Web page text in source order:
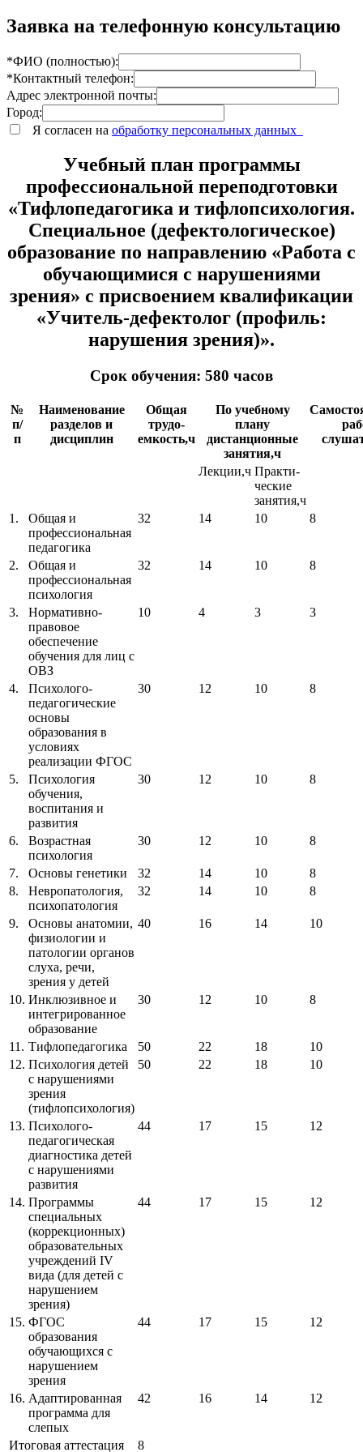
Заявка на телефонную консультацию
*ФИО (полностью):
*Контактный телефон:
Адрес электронной почты:
Город:
Я согласен на обработку персональных данных
Учебный план программы
профессиональной переподготовки
«Тифлопедагогика и тифлопсихология.
Специальное (дефектологическое)
образование по направлению «Работа с
обучающимися с нарушениями
зрения» с присвоением квалификации
«Учитель-дефектолог (профиль:
нарушения зрения)».
Срок обучения: 580 часов
№
п/
п
Наименование
разделов и
дисциплин
Общая
трудо-
емкость,ч
По учебному
плану
дистанционные
занятия,ч
Лекции,ч Практи-
ческие
занятия,ч
1.
Общая и
профессиональная
педагогика
32 14 10 8
2.
Общая и
профессиональная
психология
32 14 10 8
3.
Нормативно-
правовое
обеспечение
обучения для лиц с
ОВЗ
10 4 3 3
4.
Психолого-
педагогические
основы
образования в
условиях
реализации ФГОС
30 12 10 8
5.
Психология
обучения,
воспитания и
развития
30 12 10 8
6.
Возрастная
психология
30 12 10 8
7. Основы генетики 32 14 10
8
8.
Невропатология,
психопатология
32 14 10 8
9.
Основы анатомии,
физиологии и
патологии органов
слуха, речи,
зрения у детей
40 16 14 10
10. Инклюзивное и
интегрированное
образование
30 12 10 8
11. Тифлопедагогика 50 22 18
10
12. Психология детей
с нарушениями
зрения
(тифлопсихология)
50 22 18 10
13. Психолого-
педагогическая
диагностика детей
с нарушениями
развития
44 17 15 12
14. Программы
специальных
(коррекционных)
образовательных
учреждений IV
вида (для детей с
нарушением
зрения)
44 17 15 12
15. ФГОС
образования
обучающихся с
нарушением
зрения
44 17 15 12
16. Адаптированная
программа для
слепых
42 16 14 12
Итоговая аттестация 8